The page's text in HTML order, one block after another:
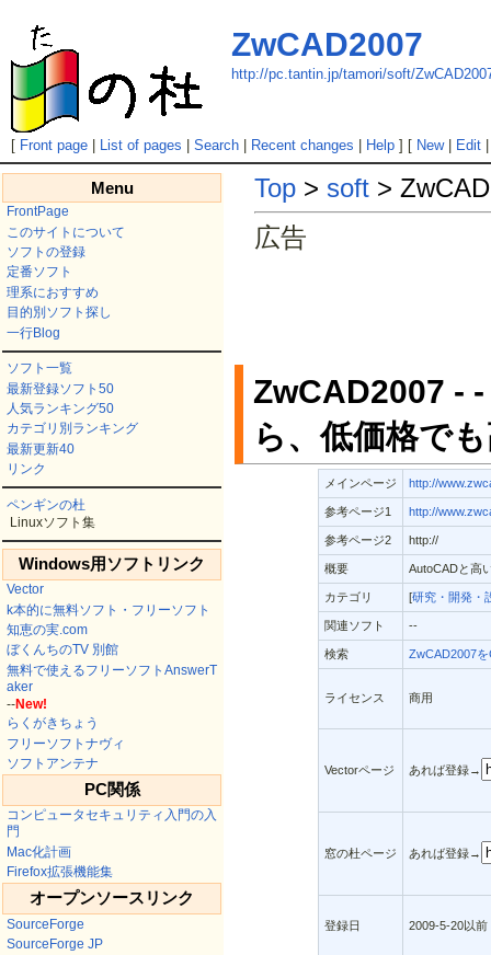
ZwCAD2007
http://pc.tantin.jp/tamori/soft/
[ Front page| List of pages Search| Recent changes Help] [ New| Edit
Menu
FrontPage
このサイトについて
ソフトの登録
定番ソフト
理系におすすめ
目的別ソフト探し
一行Blog
ソフト一覧
最新登録ソフト50
人気ランキング50
カテゴリ別ランキング
最新更新40
リンク
ペンギンの杜
Linuxソフト集
Windows用ソフトリンク
Vector
k本的に無料ソフト・フリーソフト
知恵の実.com
ぼくんちのTV 別館
無料で使えるフリーソフトAnswerT
aker
--New!
らくがきちょう
フリーソフトナヴィ
ソフトアンテナ
PC関係
コンピュータセキュリティ入門の入
門
Mac化計画
Firefox拡張機能集
オープンソースリンク
SourceForge
SourceForge JP
Top > soft >
広告
ZwCAD2007 -
ら、低価格で
メインページ http://
参考ページ1 http://
参考ページ2 http://
概要 AutoCADと高
カテゴリ [研究・開発・
関連ソフト --
検索 ZwCAD2007
ライセンス 商用
Vectorページ あれば登録→
窓の杜ページ あれば登録→
登録日 2009-5-20以前